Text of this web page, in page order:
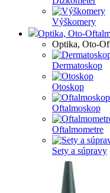
Výškomery
Optika, Oto-
Optika, Oto-
Dermatoskop
Otoskop
Oftalmoskop
Oftalmometre
Sety a súpravy